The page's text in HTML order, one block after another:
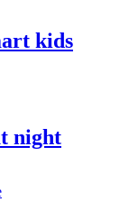
kids
night